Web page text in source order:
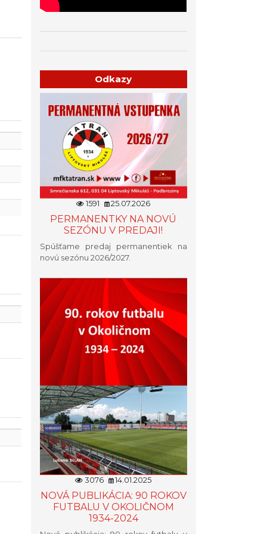
Odkazy
1591 25.07.2026
PERMANENTKY NA NOVÚ
SEZÓNU V PREDAJI!
Spúšťame predaj permanentiek na
novú sezónu 2026/2027.
3076 14.01.2025
NOVÁ PUBLIKÁCIA: 90 ROKOV
FUTBALU V OKOLIČNOM
1934-2024